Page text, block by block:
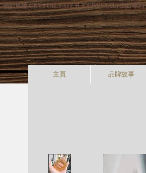
晶石良緣 CRYSTAL FATE (CF CRYSTAL) 主打專
主頁 品牌故事